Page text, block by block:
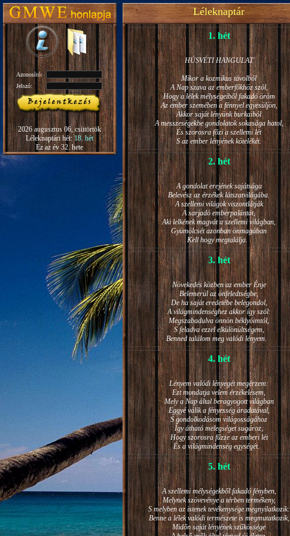
Azonosító:
Jelszó:
2026 augusztus 06, csütörtök
Léleknaptári hét:18. hét
Ez az év 32. hete
Léleknaptár
1. hét
HÚSVÉTI HANGULAT
Mikor a kozmikus távolból
A Nap szava az emberfőkhöz szól,
Hogy a lélek mélységeiből fakadó öröm
Az ember szemében a fénnyel egyesüljön,
Akkor saját lényünk burkaiból
A messzeségekbe gondolatok sokasága hatol,
És szorosra főzi a szellemi lét
S az ember lényének kötelékét.
2. hét
A gondolat erejének sajátsága
Belevész az érzékek látszatvilágába.
A szellemi világok viszontlátják
A sarjadó emberpalántát,
Aki lelkének magvát a szellemi világban,
Gyümölcsét azonban önmagában
Kell hogy megtalálja.
3. hét
Növekedés közben az ember Énje
Belemerül az önfeledtségbe,
De ha saját eredetébe belegondol,
A világmindenséghez akkor így szól:
Megszabadulva önnön béklyóimtól,
S feladva ezzel elkülönültségem,
Benned találom meg valódi lényem.
4. hét
Lényem valódi lényegét megérzem:
Ezt mondatja velem érzékelésem,
Mely a Nap által beragyogott világban
Eggyé válik a fényesség áradatával,
S gondolkodásom világosságához
Így átható melegséget sugároz,
Hogy szorosra fűzze az emberi lét
És a világmindenség egységét.
5. hét
A szellemi mélységekből fakadó fényben,
Melynek szövevénye a térben termékeny,
S melyben az istenek tevékenysége megnyilatkozik:
Benne a lélek valódi természete is megmutatkozik,
Midőn saját lényének szűkössége